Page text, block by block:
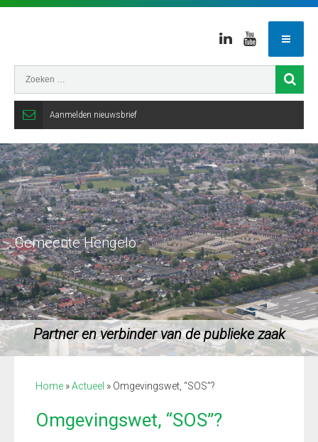
LinkedinYoutube
Aanmelden nieuwsbrief
Partner en verbinder van de publieke zaak
Gemeente Hengelo
Home »Actueel » Omgevingswet, “SOS”?
Omgevingswet, “SOS”?